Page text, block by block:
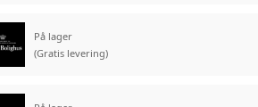
På lager
(Gratis levering)